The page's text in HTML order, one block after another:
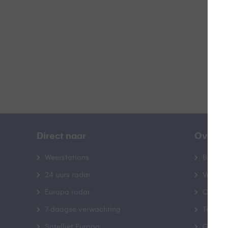
Direct naar
Weerstations
24 uurs radar
Europa radar
7-daagse verwachting
Over
Contact